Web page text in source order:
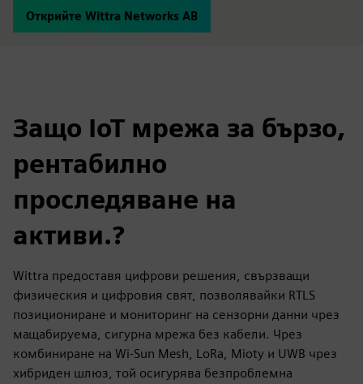
Открийте Wittra Networks AB
Защо IoT мрежа за бързо,
рентабилно
проследяване на
активи.?
Wittra предоставя цифрови решения, свързващи
физическия и цифровия свят, позволявайки RTLS
позициониране и мониторинг на сензорни данни чрез
мащабируема, сигурна мрежа без кабели. Чрез
комбиниране на Wi-Sun Mesh, LoRa, Mioty и UWB чрез
хибриден шлюз, той осигурява безпроблемна